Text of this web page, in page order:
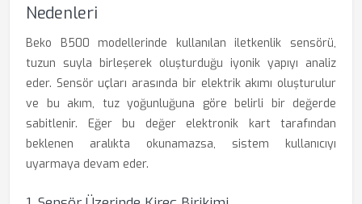
Nedenleri
Beko B500 modellerinde kullanılan iletkenlik sensörü,
tuzun suyla birleşerek oluşturduğu iyonik yapıyı analiz
eder. Sensör uçları arasında bir elektrik akımı oluşturulur
ve bu akım, tuz yoğunluğuna göre belirli bir değerde
sabitlenir. Eğer bu değer elektronik kart tarafından
beklenen aralıkta okunamazsa, sistem kullanıcıyı
uyarmaya devam eder.